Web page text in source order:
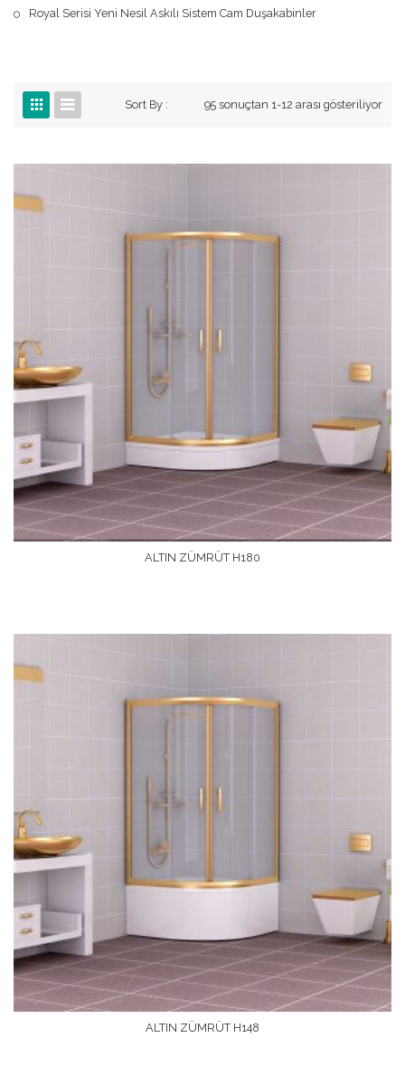
Royal Serisi Yeni Nesil Askılı Sistem Cam Duşakabinler
95 sonuçtan 1-12 arası gösteriliyor
Sort By :
ALTIN ZÜMRÜT H180
Devamını Oku
ALTIN ZÜMRÜT H148
Devamını Oku